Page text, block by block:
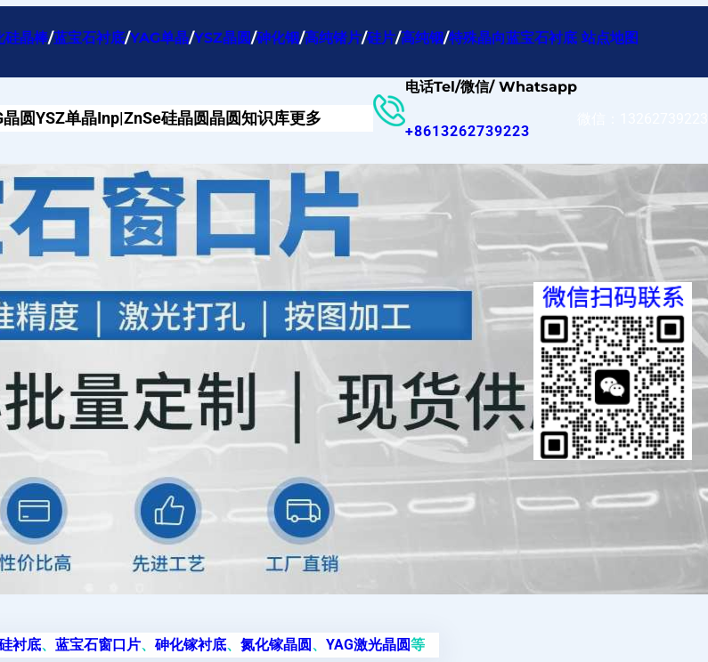
硅晶棒/蓝宝石衬底/YAG单晶/YSZ晶圆/砷化铟/高纯锗片/硅片/高纯铟/特殊晶向蓝宝石衬底 站点地图
晶圆YSZ单晶Inp|ZnSe硅晶圆晶圆知识库更多
电话Tel/微信/ Whatsapp
+8613262739223
衬底、 蓝宝石窗口片、 砷化镓衬底、 氮化镓晶圆、 YAG激光晶圆等